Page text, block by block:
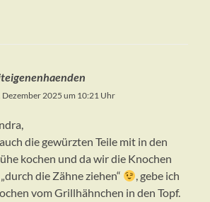
Dezember 2025 um 10:21 Uhr
die gewürzten Teile mit in den
kochen und da wir die Knochen
die Zähne ziehen“
, gebe ich
vom Grillhähnchen in den Topf.